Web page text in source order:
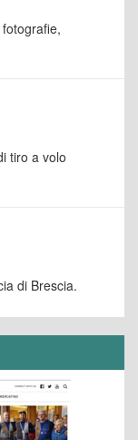
tiro a volo
di Brescia.